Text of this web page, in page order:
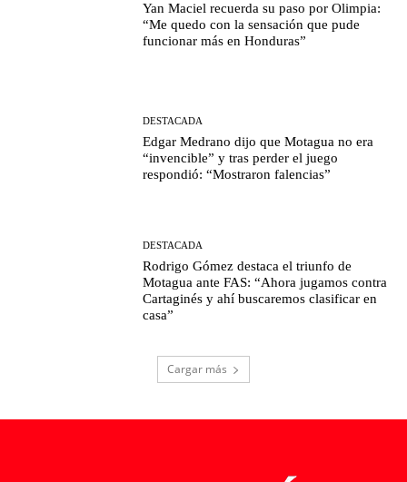
Yan Maciel recuerda su paso por Olimpia:
“Me quedo con la sensación que pude
funcionar más en Honduras”
DESTACADA
Edgar Medrano dijo que Motagua no era
“invencible” y tras perder el juego
respondió: “Mostraron falencias”
DESTACADA
Rodrigo Gómez destaca el triunfo de
Motagua ante FAS: “Ahora jugamos contra
Cartaginés y ahí buscaremos clasificar en
casa”
Cargar más